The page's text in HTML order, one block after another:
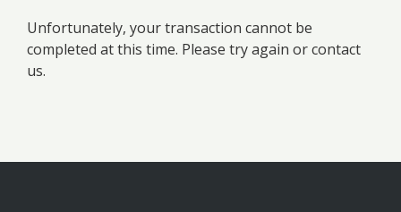
Unfortunately, your transaction cannot be
completed at this time. Please try again or contact
us.